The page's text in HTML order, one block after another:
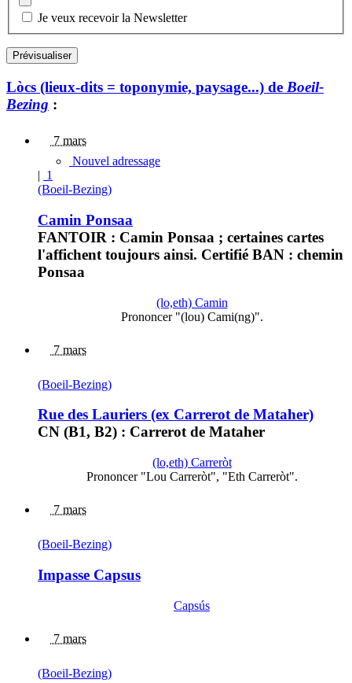
Je veux recevoir la Newsletter
Lòcs (lieux-dits = toponymie, paysage...) de Boeil-
Bezing :
7 mars
Nouvel adressage
| 1
(Boeil-Bezing)
Camin Ponsaa
FANTOIR : Camin Ponsaa ; certaines cartes
l'affichent toujours ainsi. Certifié BAN : chemin
Ponsaa
(lo,eth) Camin
Prononcer "(lou) Cami(ng)".
7 mars
(Boeil-Bezing)
Rue des Lauriers (ex Carrerot de Mataher)
CN (B1, B2) : Carrerot de Mataher
(lo,eth) Carreròt
Prononcer "Lou Carreròt", "Eth Carreròt".
7 mars
(Boeil-Bezing)
Impasse Capsus
Capsús
7 mars
(Boeil-Bezing)